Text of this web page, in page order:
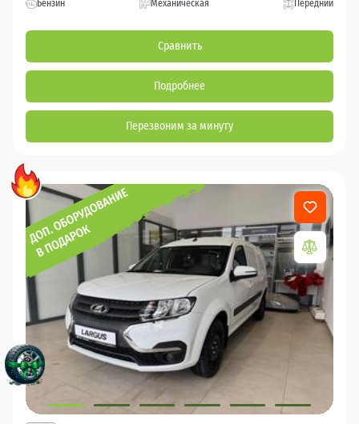
Бензин Механическая Передний
Сравнить
Подробнее
Перезвоним за минуту